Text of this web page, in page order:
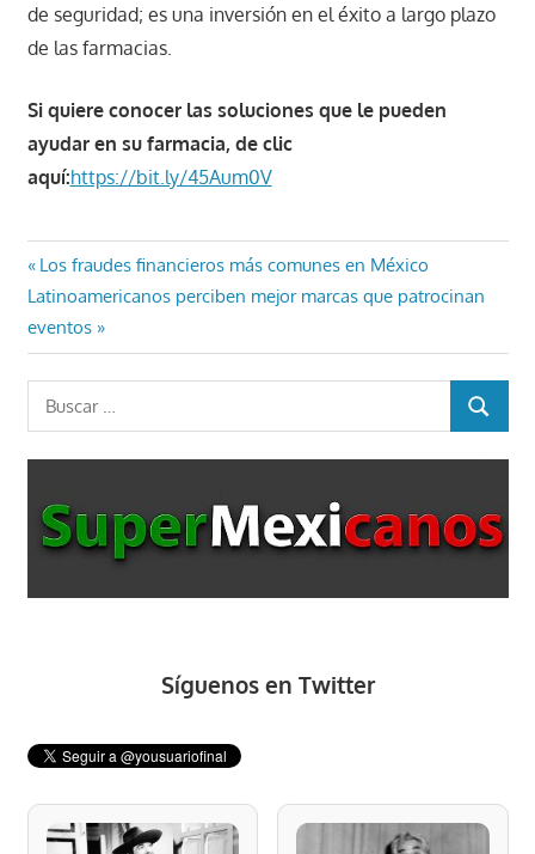
de seguridad; es una inversión en el éxito a largo plazo
de las farmacias.
Si quiere conocer las soluciones que le pueden
ayudar en su farmacia, de clic
aquí:https://bit.ly/45Aum0V
Navegación
de
entradas
Entrada
anterior:
Los fraudes financieros más comunes en México
Entrada
siguiente:
Latinoamericanos perciben mejor marcas que patrocinan
eventos
Buscar:
BUSCAR
Síguenos en Twitter